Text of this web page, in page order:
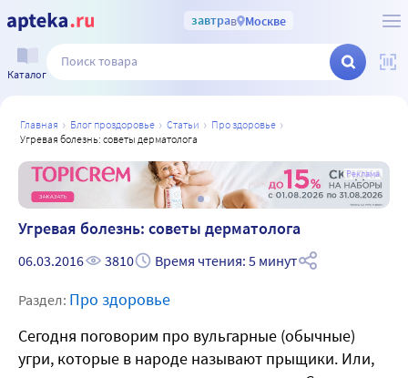
завтрав Москве
Каталог
главная блог проздоровье статьи
про здоровье
угревая болезнь: советы дерматолога
Реклама
Угревая болезнь: советы дерматолога
06.03.2016 3810 Время чтения: 5 минут
Раздел: Про здоровье
Сегодня поговорим про вульгарные (обычные)
угри, которые в народе называют прыщики. Или,